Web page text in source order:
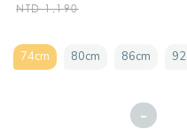
NTD1,190
74cm 80cm 86cm
-